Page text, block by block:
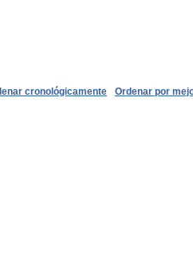
Ordenar por
cronológicamente